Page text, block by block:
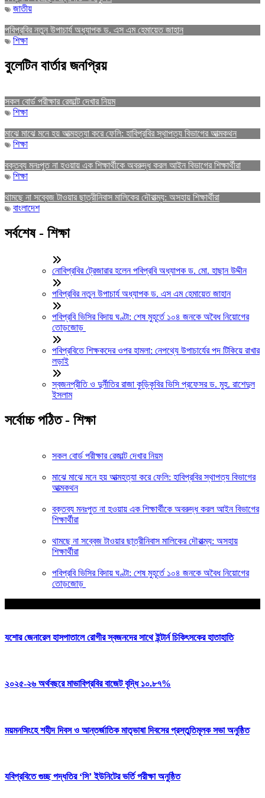
জাতীয়
পবিপ্রবির নতুন উপাচার্য অধ্যাপক ড. এস এম হেমায়েত জাহান
শিক্ষা
বুলেটিন বার্তার জনপ্রিয়
সকল বোর্ড পরীক্ষার রেজাল্ট দেখার নিয়ম
শিক্ষা
মাঝে মাঝে মনে হয় আত্মহত্যা করে ফেলি: হাবিপ্রবির স্থাপত্য বিভাগের আত্মকথন
শিক্ষা
বক্তব্য মনঃপুত না হওয়ায় এক শিক্ষার্থীকে অবরুদ্ধ করল আইন বিভাগের শিক্ষার্থীরা
শিক্ষা
থামছে না সব্বেজ টাওয়ার ছাত্রীনিবাস মালিকের দৌরাত্ম্য: অসহায় শিক্ষার্থীরা
বাংলাদেশ
সর্বশেষ - শিক্ষা
নোবিপ্রবির ট্রেজারার হলেন পবিপ্রবি অধ্যাপক ড. মো. হাছান উদ্দীন
পবিপ্রবির নতুন উপাচার্য অধ্যাপক ড. এস এম হেমায়েত জাহান
পবিপ্রবি ভিসির বিদায় ঘণ্টা: শেষ মুহূর্তে ১০৪ জনকে অবৈধ নিয়োগের
তোড়জোড়
পবিপ্রবিতে শিক্ষকদের ওপর হামলা: নেপথ্যে উপাচার্যের পদ টিকিয়ে রাখার
লড়াই
স্বজনপ্রীতি ও দুর্নীতির রাজা কুড়িকৃবির ভিসি প্রফেসর ড. মুহ. রাশেদুল
ইসলাম
সর্বোচ্চ পঠিত - শিক্ষা
সকল বোর্ড পরীক্ষার রেজাল্ট দেখার নিয়ম
মাঝে মাঝে মনে হয় আত্মহত্যা করে ফেলি: হাবিপ্রবির স্থাপত্য বিভাগের
আত্মকথন
বক্তব্য মনঃপুত না হওয়ায় এক শিক্ষার্থীকে অবরুদ্ধ করল আইন বিভাগের
শিক্ষার্থীরা
থামছে না সব্বেজ টাওয়ার ছাত্রীনিবাস মালিকের দৌরাত্ম্য: অসহায়
শিক্ষার্থীরা
পবিপ্রবি ভিসির বিদায় ঘণ্টা: শেষ মুহূর্তে ১০৪ জনকে অবৈধ নিয়োগের
তোড়জোড়
যশোর জেনারেল হাসপাতালে রোগীর স্বজনদের সাথে ইন্টার্ন চিকিৎসকের হাতাহাতি
২০২৫-২৬ অর্থবছরে মাভাবিপ্রবির বাজেট বৃদ্ধি ১০.৮৭%
ময়মনসিংহে শহীদ দিবস ও আন্তর্জাতিক মাতৃভাষা দিবসের প্রস্তুতিমূলক সভা অনুষ্ঠিত
যবিপ্রবিতে গুচ্ছ পদ্ধতির ‘সি’ ইউনিটের ভর্তি পরীক্ষা অনুষ্ঠিত